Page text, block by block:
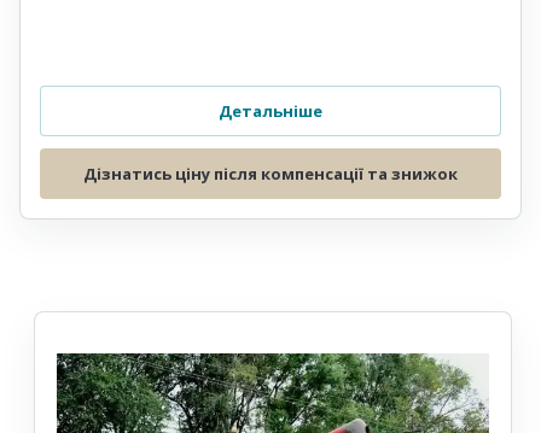
Детальніше
Дізнатись ціну після компенсації та знижок